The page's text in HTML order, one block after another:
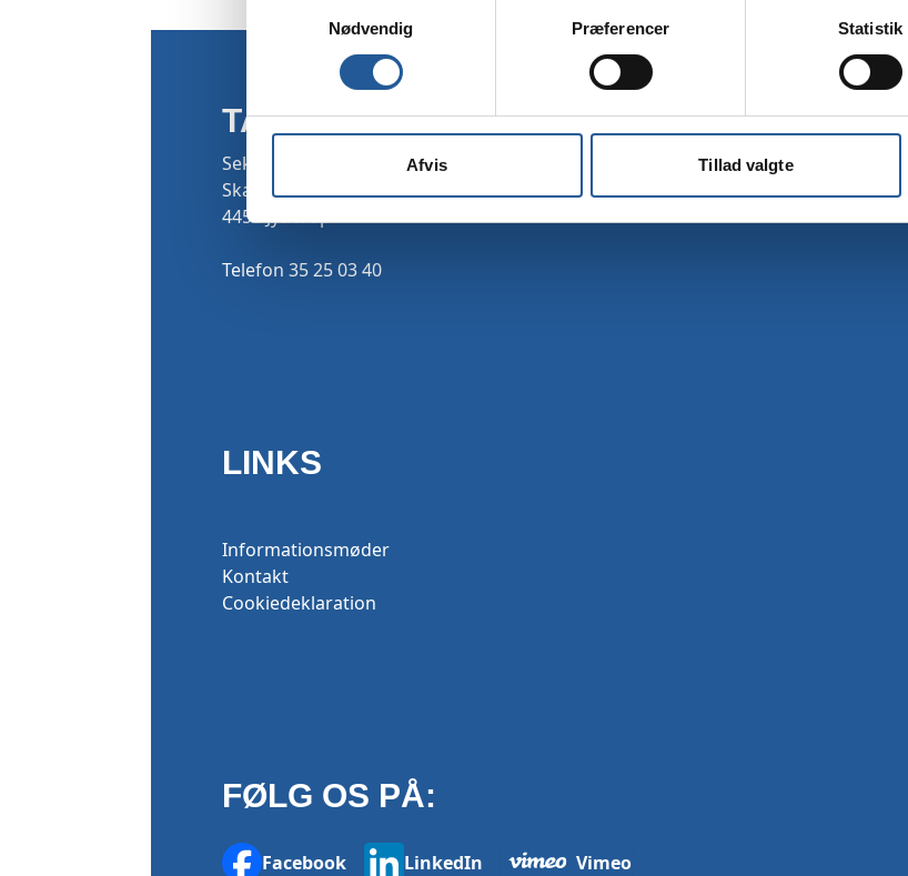
Nødvendig
Præferencer Statistik
Afvis Tillad valgte
TAMU
Sekretariatet
Skarridsøgade 53
4450 Jyderup
Telefon 35 25 03 40
LINKS
Informationsmøder
Kontakt
Cookiedeklaration
FØLG OS PÅ:
Facebook LinkedIn Vimeo